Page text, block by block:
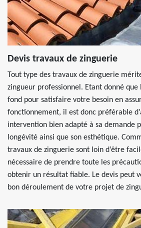
Devis travaux de zinguerie
Tout type des travaux de zinguerie
zingueur professionnel. Etant donné que
fond pour satisfaire votre besoin en
fonctionnement, il est donc préférable
intervention bien adapté à sa demande
longévité ainsi que son esthétique.
travaux de zinguerie sont loin d’être
nécessaire de prendre toute les
obtenir un résultat fiable. Le devis peut
bon déroulement de votre projet de